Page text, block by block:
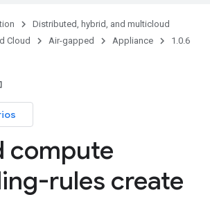
Distributed, hybrid, and multicloud
Cloud
Air-gapped Appliance
1.0.6
compute
rules create